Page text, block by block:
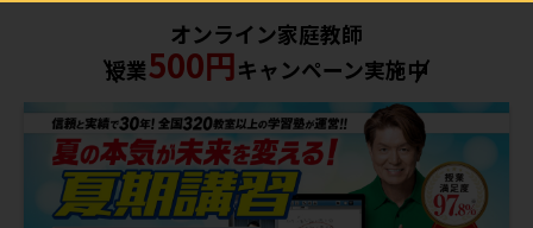
オンライン家庭教師
授業500円キャンペーン実施中